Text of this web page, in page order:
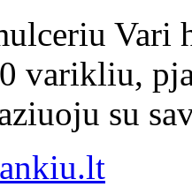
Vari
varikliu,
su